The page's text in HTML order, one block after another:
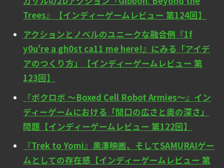
Trees』【インディーゲームレビュー 第124回】
アクションとノベルのユニークな融合例『1f
y0u're a gh0st ca11 me here!』にみる「アイデ
アのつくり方」【インディーゲームレビュー 第
123回】
『ボクロボ ～Boxed Cell Robot Armies～』イン
ディーゲームにおける「間口の広さと奥の深さ」
問題【インディーゲームレビュー 第122回】
『Trek to Yomi』黒澤映画、そしてSAMURAIゲー
ムとしての存在感【インディーゲームレビュー 第